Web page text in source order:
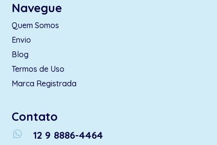
Navegue
Quem Somos
Envio
Blog
Termos de Uso
Marca Registrada
Contato
whatsapp
12 9 8886-4464